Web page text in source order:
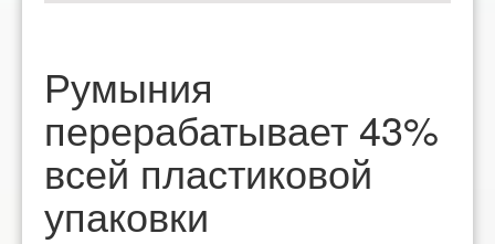
Румыния
перерабатывает 43%
всей пластиковой
упаковки